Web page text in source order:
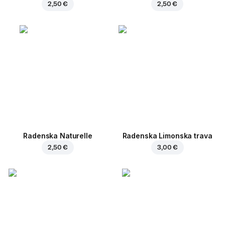
2,50 € 2,50 €
Radenska Naturelle
2,50 €
Radenska Limonska trava
3,00 €